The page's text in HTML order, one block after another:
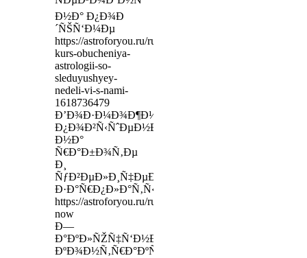
Ð½Ð° Ð¿Ð¾Ð
´ÑŠÑ‘Ð¼Ðµ
https://astroforyou.ru/ru/articles/nachinaem-
kurs-obucheniya-
astrologii-so-
sleduyushyey-
nedeli-vi-s-nami-
1618736479
Ð’Ð¾Ð·Ð¼Ð¾Ð¶Ð½Ð¾
Ð¿Ð¾Ð²Ñ‹ÑˆÐµÐ½Ð¸Ðµ
Ð½Ð°
Ñ€Ð°Ð±Ð¾Ñ‚Ðµ
Ð¸
ÑƒÐ²ÐµÐ»Ð¸Ñ‡ÐµÐ½Ð¸Ðµ
Ð·Ð°Ñ€Ð¿Ð»Ð°Ñ‚Ñ‹
https://astroforyou.ru/ru/independed/transits-
now
Ð—
Ð°ÐºÐ»ÑŽÑ‡Ñ‘Ð½Ð½Ñ‹Ðµ
ÐºÐ¾Ð½Ñ‚Ñ€Ð°ÐºÑ‚Ñ‹